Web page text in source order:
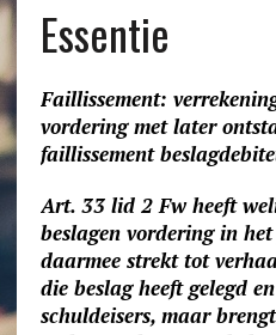
Essentie
Faillissement:
vordering met later
faillissement
Art. 33 lid 2 Fw heeft
beslagen vordering in
daarmee strekt tot
die beslag heeft gelegd
schuldeisers, maar